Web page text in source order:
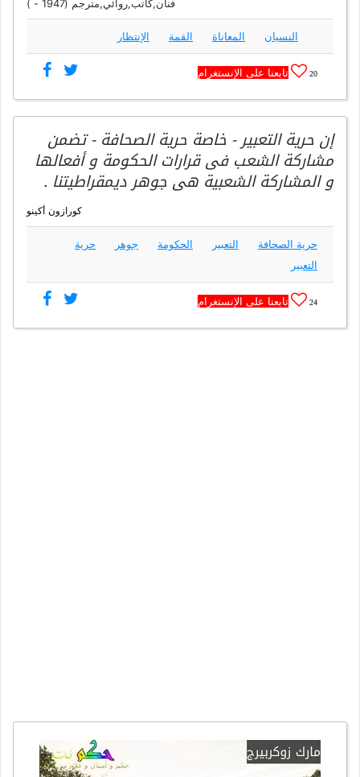
فنان,كاتب,روائي,مترجم (1947 - )
النسيان المعاناة القمة الإنتظار
20 تابعنا على الإنستغرام
إن حرية التعبير - خاصة حرية الصحافة - تضمن
مشاركة الشعب فى قرارات الحكومة و أفعالها
و المشاركة الشعبية هى جوهر ديمقراطيتنا .
كورازون أكينو
حرية الصحافة التعبير الحكومة جوهر
حرية
التعبير
24 تابعنا على الإنستغرام